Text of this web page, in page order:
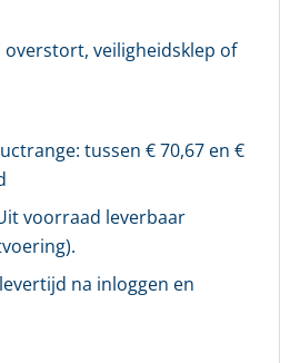
overstort, veiligheidsklep of
tussen €70,67 en €
voorraad leverbaar
na inloggen en